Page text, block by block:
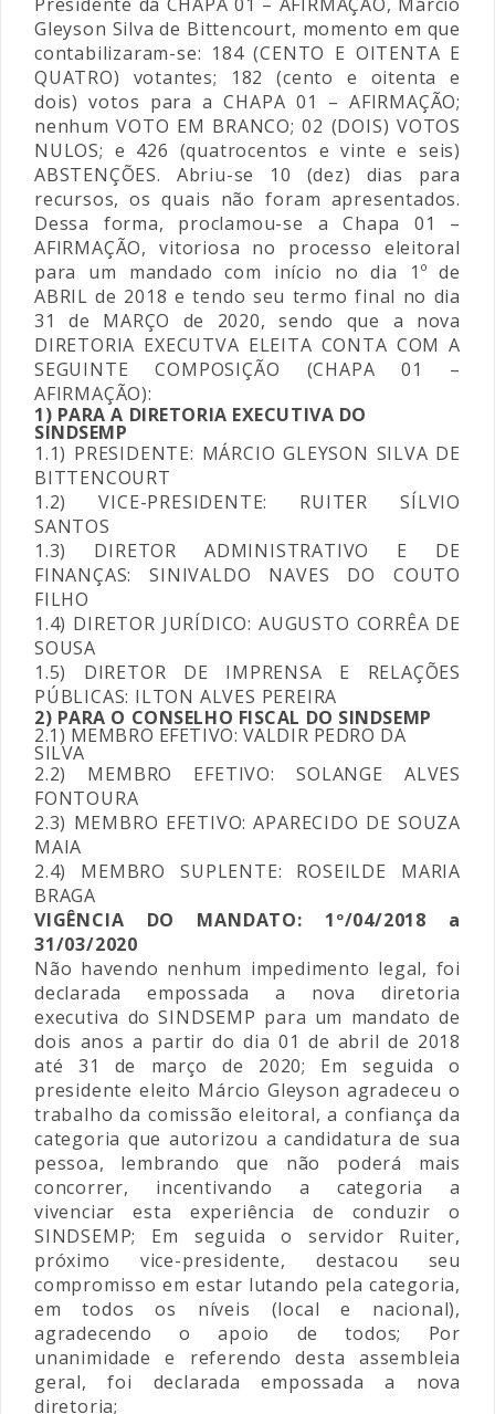
Gleyson Silva de Bittencourt, momento em que
contabilizaram-se: 184 (CENTO E OITENTA E
QUATRO) votantes; 182 (cento e oitenta e
dois) votos para a CHAPA 01 – AFIRMAÇÃO;
nenhum VOTO EM BRANCO; 02 (DOIS) VOTOS
NULOS; e 426 (quatrocentos e vinte e seis)
ABSTENÇÕES. Abriu-se 10 (dez) dias para
recursos, os quais não foram apresentados.
Dessa forma, proclamou-se a Chapa 01 –
AFIRMAÇÃO, vitoriosa no processo eleitoral
para um mandado com início no dia 1º de
ABRIL de 2018 e tendo seu termo final no dia
31 de MARÇO de 2020, sendo que a nova
DIRETORIA EXECUTVA ELEITA CONTA COM A
SEGUINTE COMPOSIÇÃO (CHAPA 01 –
AFIRMAÇÃO):
1) PARA A DIRETORIA EXECUTIVA DO
SINDSEMP
1.1) PRESIDENTE: MÁRCIO GLEYSON SILVA DE
BITTENCOURT
1.2) VICE-PRESIDENTE: RUITER SÍLVIO
SANTOS
1.3) DIRETOR ADMINISTRATIVO E DE
FINANÇAS: SINIVALDO NAVES DO COUTO
FILHO
1.4) DIRETOR JURÍDICO: AUGUSTO CORRÊA DE
SOUSA
1.5) DIRETOR DE IMPRENSA E RELAÇÕES
PÚBLICAS: ILTON ALVES PEREIRA
2) PARA O CONSELHO FISCAL DO SINDSEMP
2.1) MEMBRO EFETIVO: VALDIR PEDRO DA
SILVA
2.2) MEMBRO EFETIVO: SOLANGE ALVES
FONTOURA
2.3) MEMBRO EFETIVO: APARECIDO DE SOUZA
MAIA
2.4) MEMBRO SUPLENTE: ROSEILDE MARIA
BRAGA
VIGÊNCIA DO MANDATO: 1º/04/2018 a
31/03/2020
Não havendo nenhum impedimento legal, foi
declarada empossada a nova diretoria
executiva do SINDSEMP para um mandato de
dois anos a partir do dia 01 de abril de 2018
até 31 de março de 2020; Em seguida o
presidente eleito Márcio Gleyson agradeceu o
trabalho da comissão eleitoral, a confiança da
categoria que autorizou a candidatura de sua
pessoa, lembrando que não poderá mais
concorrer, incentivando a categoria a
vivenciar esta experiência de conduzir o
SINDSEMP; Em seguida o servidor Ruiter,
próximo vice-presidente, destacou seu
compromisso em estar lutando pela categoria,
em todos os níveis (local e nacional),
agradecendo o apoio de todos; Por
unanimidade e referendo desta assembleia
geral, foi declarada empossada a nova
diretoria;